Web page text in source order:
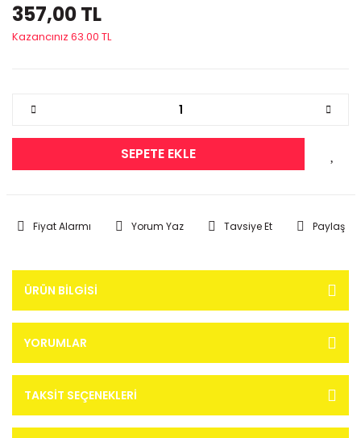
357,00 TL
Kazancınız 63.00 TL
SEPETE EKLE
Fiyat Alarmı Yorum Yaz Tavsiye Et Paylaş
ÜRÜN BILGISI
YORUMLAR
TAKSIT SEÇENEKLERI